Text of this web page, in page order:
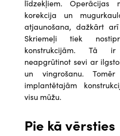
līdzekļiem. Operācijas
korekcija un
atjaunošana, dažkārt
Skriemeļi tiek
konstrukcijām. Tā
neapgrūtinot sevi ar
un vingrošanu.
implantētajām
visu mūžu.
Pie kā vērsties